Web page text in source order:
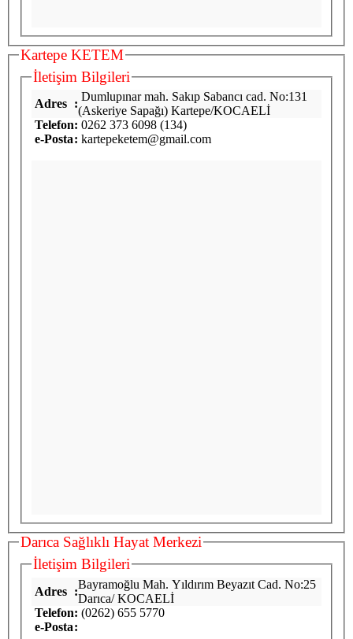
Kartepe KETEM
İletişim Bilgileri
Adres :
Dumlupınar mah. Sakıp Sabancı cad. No:131
(Askeriye Sapağı) Kartepe/KOCAELİ
Telefon: 0262 373 6098 (134)
e-Posta: kartepeketem@gmail.com
Darıca Sağlıklı Hayat Merkezi
İletişim Bilgileri
Adres :
Bayramoğlu Mah. Yıldırım Beyazıt Cad. No:25
Darıca/ KOCAELİ
Telefon: (0262) 655 5770
e-Posta: